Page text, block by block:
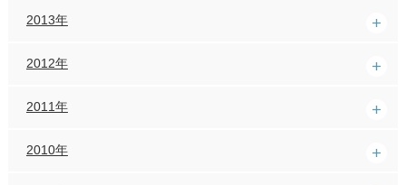
2013年
2012年
2011年
2010年